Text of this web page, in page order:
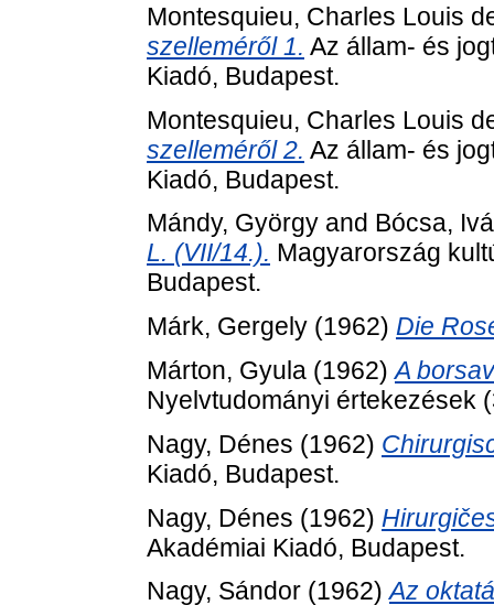
Montesquieu, Charles Louis
szelleméről 1. Az állam- és
Kiadó, Budapest.
Montesquieu, Charles Louis
szelleméről 2. Az állam- és
Kiadó, Budapest.
Mándy, György and Bócsa,
L. (VII/14.). Magyarország
Budapest.
Márk, Gergely (1962) Die
Márton, Gyula (1962)A
Nyelvtudományi értekezések
Nagy, Dénes (1962)
Kiadó, Budapest.
Nagy, Dénes (1962)
Akadémiai Kiadó, Budapest.
Nagy, Sándor (1962)Az